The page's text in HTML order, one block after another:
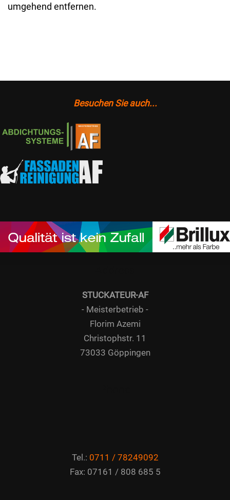
umgehend entfernen.
Besuchen Sie auch...
STUCKATEUR-AF
- Meisterbetrieb -
Florim Azemi
Christophstr. 11
73033 Göppingen
Tel.: 0711 / 78249092
Fax: 07161 / 808 685 5